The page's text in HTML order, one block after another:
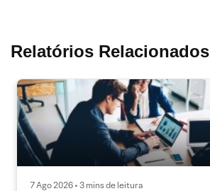
Relatórios Relacionados
7 Ago 2026 • 3 mins de leitura